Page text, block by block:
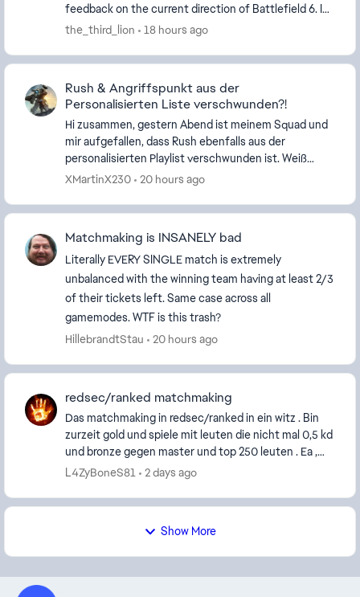
feedback on the current direction of Battlefield 6. I
believe Battlefield 6 has a very strong foundat...
the_third_lion 18 hours ago
Rush & Angriffspunkt aus der
Personalisierten Liste verschwunden?!
Hi zusammen, gestern Abend ist meinem Squad und
mir aufgefallen, dass Rush ebenfalls aus der
personalisierten Playlist verschwunden ist. Weiß
jemand, warum der Modus entfernt wurde? Bei
XMartinX230 20 hours ago
Matchmaking is INSANELY bad
Literally EVERY SINGLE match is extremely
unbalanced with the winning team having at least 2/3
of their tickets left. Same case across all
gamemodes. WTF is this trash?
HillebrandtStau
20 hours ago
redsec/ranked matchmaking
Das matchmaking in redsec/ranked in ein witz . Bin
zurzeit gold und spiele mit leuten die nicht mal 0,5 kd
und bronze gegen master und top 250 leuten . Ea ,
was meint ihr , wie diese runden ausseh...
L4ZyBoneS81 2 days ago
Show More